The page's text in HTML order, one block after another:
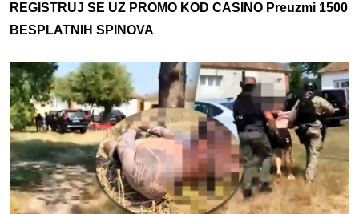
REGISTRUJ SE UZ PROMO KOD CASINO Preuzmi 1500
BESPLATNIH SPINOVA